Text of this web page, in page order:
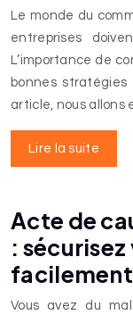
Le monde du
entreprises
L’importance de
bonnes stratégies
article, nous allons
Lire la suite
Acte de
:
Vous avez du